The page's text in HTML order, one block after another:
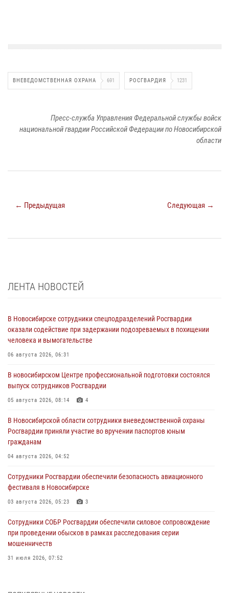
ВНЕВЕДОМСТВЕННАЯ ОХРАНА 691 РОСГВАРДИЯ 1231
Пресс-служба Управления Федеральной службы войск
национальной гвардии Российской Федерации по Новосибирской
области
← Предыдущая Следующая →
ЛЕНТА НОВОСТЕЙ
В Новосибирске сотрудники спецподразделений Росгвардии
оказали содействие при задержании подозреваемых в похищении
человека и вымогательстве
06 августа 2026, 06:31
В новосибирском Центре профессиональной подготовки состоялся
выпуск сотрудников Росгвардии
05 августа 2026, 08:14 4
В Новосибирской области сотрудники вневедомственной охраны
Росгвардии приняли участие во вручении паспортов юным
гражданам
04 августа 2026, 04:52
Сотрудники Росгвардии обеспечили безопасность авиационного
фестиваля в Новосибирске
03 августа 2026, 05:23 3
Сотрудники СОБР Росгвардии обеспечили силовое сопровождение
при проведении обысков в рамках расследования серии
мошенничеств
31 июля 2026, 07:52